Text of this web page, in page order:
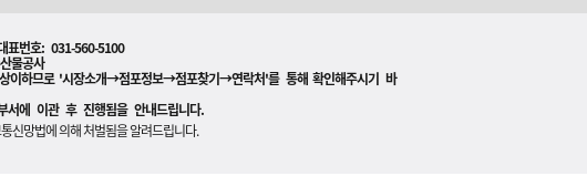
표번호: 031-560-5100
물공사
이하므로 '시장소개→점포정보→점포찾기→연락처'를 통해 확인해주시기 바
에 이관 후 진행됨을 안내드립니다.
신망법에 의해 처벌됨을 알려드립니다.